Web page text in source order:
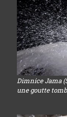
Dimnice Jama
une goutte